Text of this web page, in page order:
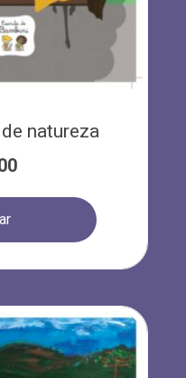
natureza